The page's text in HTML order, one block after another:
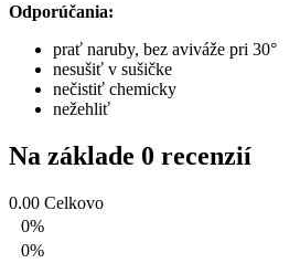
Odporúčania:
prať naruby, bez aviváže pri 30°
nesušiť v sušičke
nečistiť chemicky
nežehliť
Na základe 0 recenzií
0.00 Celkovo
0%
0%